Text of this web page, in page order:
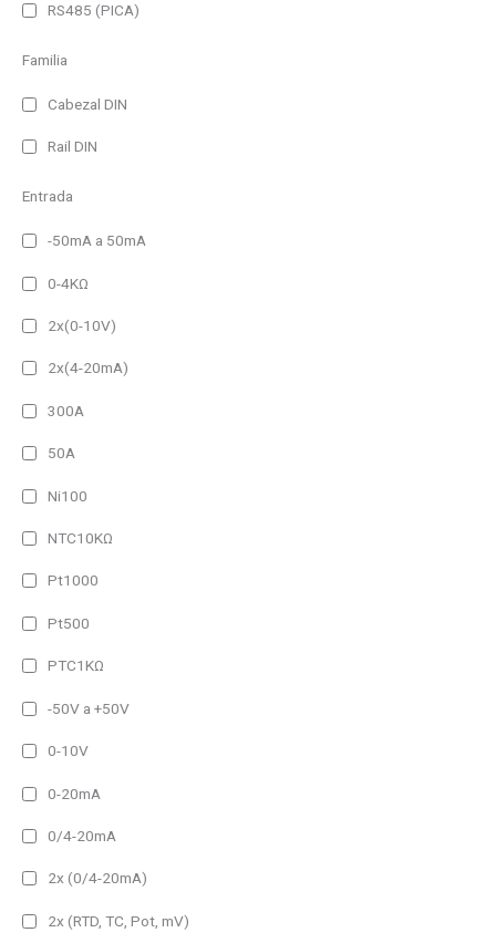
300 lm
1980 lm
2960 lm
RS485 (PICA)
Familia
Cabezal DIN
Rail DIN
Entrada
-50mA a 50mA
0-4KΩ
2x(0-10V)
2x(4-20mA)
300A
50A
Ni100
NTC10KΩ
Pt1000
Pt500
PTC1KΩ
-50V a +50V
0-10V
0-20mA
0/4-20mA
2x (0/4-20mA)
2x (RTD, TC, Pot, mV)